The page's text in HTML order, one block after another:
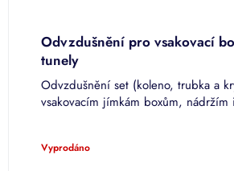
Odvzdušnění pro vsakovací
tunely
Odvzdušnění set (koleno, trubka a
vsakovacím jímkám boxům, nádržím
Vyprodáno